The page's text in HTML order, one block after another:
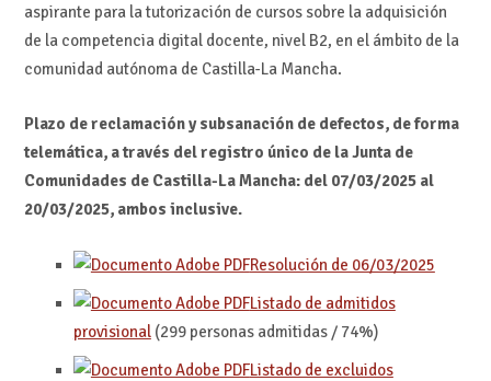
aspirante para la tutorización de cursos sobre la adquisición
de la competencia digital docente, nivel B2, en el ámbito de la
comunidad autónoma de Castilla-La Mancha.
Plazo de reclamación y subsanación de defectos, de forma
telemática, a través del registro único de la Junta de
Comunidades de Castilla-La Mancha: del 07/03/2025 al
20/03/2025, ambos inclusive.
Resolución de 06/03/2025
Listado de admitidos
provisional(299 personas admitidas / 74%)
Listado de excluidos